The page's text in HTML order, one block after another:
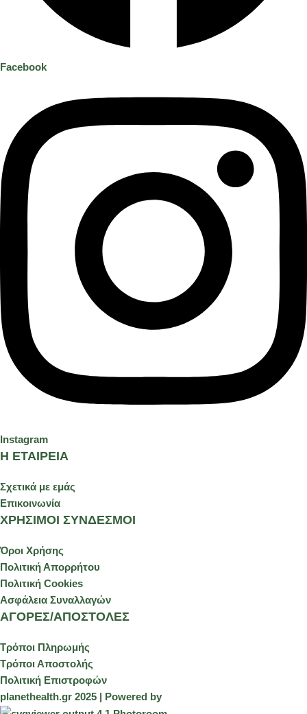
Facebook
Instagram
Η ΕΤΑΙΡΕΙΑ
Σχετικά με εμάς
Επικοινωνία
ΧΡΗΣΙΜΟΙ ΣΥΝΔΕΣΜΟΙ
Όροι Χρήσης
Πολιτική Απορρήτου
Πολιτική Cookies
Ασφάλεια Συναλλαγών
ΑΓΟΡΕΣ/ΑΠΟΣΤΟΛΕΣ
Τρόποι Πληρωμής
Τρόποι Αποστολής
Πολιτική Επιστροφών
planethealth.gr 2025 | Powered by